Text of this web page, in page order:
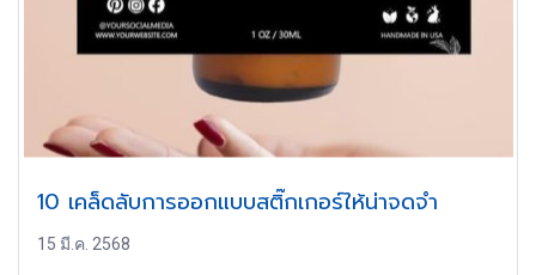
10 เคล็ดลับการออกแบบสติ๊กเกอร์ให้น่าจดจำ
15 มี.ค. 2568